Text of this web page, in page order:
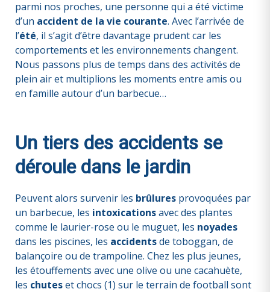
parmi nos proches, une personne qui a été victime
d’un accident de la vie courante. Avec l’arrivée de
l’été, il s’agit d’être davantage prudent car les
comportements et les environnements changent.
Nous passons plus de temps dans des activités de
plein air et multiplions les moments entre amis ou
en famille autour d’un barbecue…
Un tiers des accidents se
déroule dans le jardin
Peuvent alors survenir les brûlures provoquées par
un barbecue, les intoxicationsavec des plantes
comme le laurier-rose ou le muguet, les noyades
dans les piscines, les accidentsde toboggan, de
balançoire ou de trampoline. Chez les plus jeunes,
les étouffements avec une olive ou une cacahuète,
les chuteset chocs (1) sur le terrain de football sont